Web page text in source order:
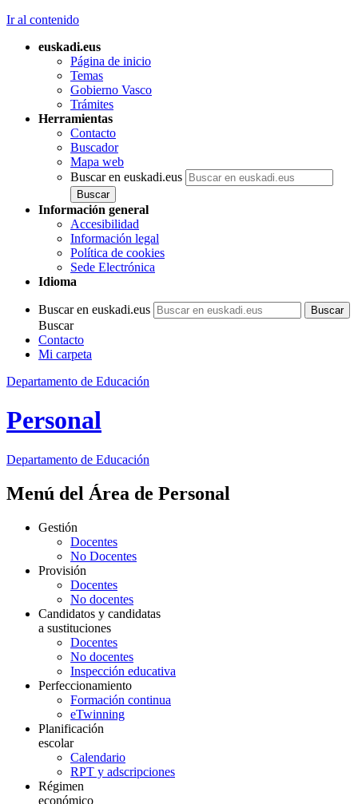
Ir al contenido
euskadi.eus
Página de inicio
Temas
Gobierno Vasco
Trámites
Herramientas
Contacto
Buscador
Mapa web
Buscar en euskadi.eus
Información general
Accesibilidad
Información legal
Política de cookies
Sede Electrónica
Idioma
Buscar en euskadi.eus
Buscar
Contacto
Mi carpeta
Departamento de Educación
Personal
Departamento de Educación
Menú del Área de Personal
Gestión
Docentes
No Docentes
Provisión
Docentes
No docentes
Candidatos y candidatas
a sustituciones
Docentes
No docentes
Inspección educativa
Perfeccionamiento
Formación continua
eTwinning
Planificación
escolar
Calendario
RPT y adscripciones
Régimen
económico